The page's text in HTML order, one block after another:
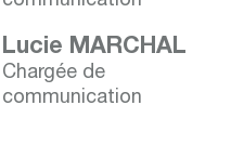
Lucie MARCHAL
Chargée de
communication